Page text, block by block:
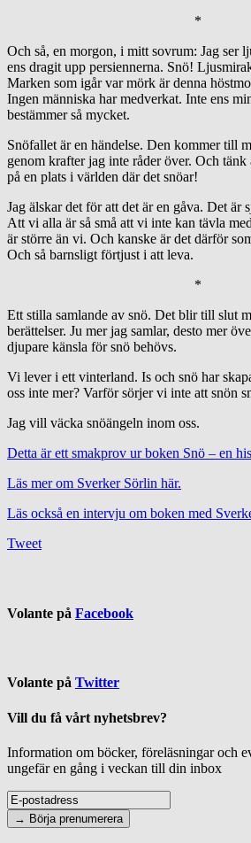
*
Och så, en morgon, i mitt sovrum: Jag ser
ens dragit upp persiennerna. Snö!
Marken som igår var mörk är denna
Ingen människa har medverkat. Inte ens
bestämmer så mycket.
Snöfallet är en händelse. Den kommer till
genom krafter jag inte råder över. Och
på en plats i världen där det snöar!
Jag älskar det för att det är en gåva. Det är
Att vi alla är så små att vi inte kan tävla
är större än vi. Och kanske är det därför
Och så barnsligt förtjust i att leva.
*
Ett stilla samlande av snö. Det blir till slut
berättelser. Ju mer jag samlar, desto mer
djupare känsla för snö behövs.
Vi lever i ett vinterland. Is och snö har
oss inte mer? Varför sörjer vi inte att snön
Jag vill väcka snöängeln inom oss.
Detta är ett smakprov ur boken Snö – en
Läs mer om Sverker Sörlin här.
Läs också en intervju om boken med
Tweet
Volante på Facebook
Volante på Twitter
Vill du få vårt nyhetsbrev?
Information om böcker, föreläsningar och
ungefär en gång i veckan till din inbox